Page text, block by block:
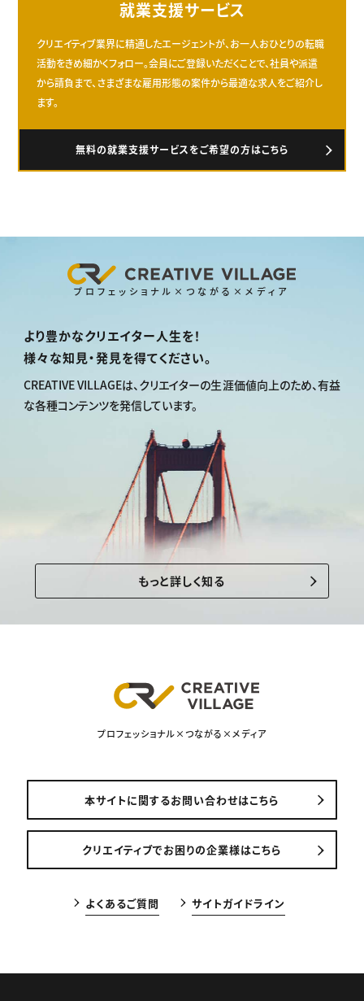
就業支援サービス
クリエイティブ業界に精通したエージェントが、お一人おひとりの転職
活動をきめ細かくフォロー。会員にご登録いただくことで、社員や派遣
から請負まで、さまざまな雇用形態の案件から最適な求人をご紹介し
ます。
無料の就業支援サービスをご希望の方はこちら
プロフェッショナル×つながる×メディア
より豊かなクリエイター人生を！
様々な知見・発見を得てください。
CREATIVE VILLAGEは、 クリエイターの生涯価値向上のため、有益
な各種コンテンツを発信しています。
もっと詳しく知る
プロフェッショナル×つながる×メディア
本サイトに関するお問い合わせはこちら
クリエイティブでお困りの企業様はこちら
よくあるご質問 サイトガイドライン